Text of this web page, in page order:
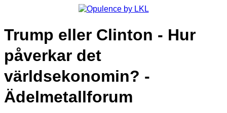
Trump eller Clinton - Hur
påverkar det
världsekonomin? -
Ädelmetallforum